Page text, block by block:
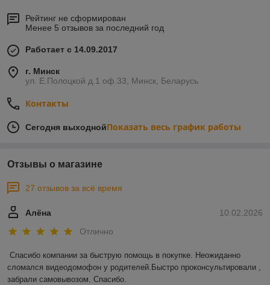
Рейтинг не сформирован
Менее 5 отзывов за последний год
Работает с 14.09.2017
г. Минск
ул. Е.Полоцкой д.1 оф.33, Минск, Беларусь
Контакты
Сегодня выходнойПоказать весь график работы
Отзывы о магазине
27 отзывов за всё время
10.02.2026
Алёна
Отлично
Спасибо компании за быструю помощь в покупке. Неожиданно
сломался видеодомофон у родителей.Быстро проконсультировали ,
забрали самовывозом. Спасибо.